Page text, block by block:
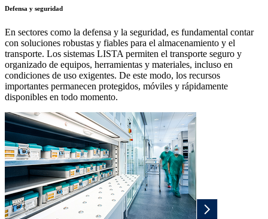
Defensa y seguridad
En sectores como la defensa y la seguridad, es fundamental contar
con soluciones robustas y fiables para el almacenamiento y el
transporte. Los sistemas LISTA permiten el transporte seguro y
organizado de equipos, herramientas y materiales, incluso en
condiciones de uso exigentes. De este modo, los recursos
importantes permanecen protegidos, móviles y rápidamente
disponibles en todo momento.